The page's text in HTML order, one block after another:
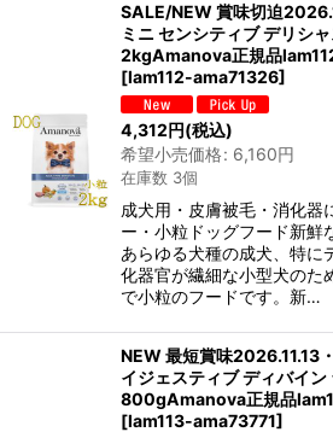
SALE/NEW 賞味切迫
ミニ センシティブ デリシ
2kgAmanova正規品
[lam112-ama71326]
4,312円(税込)
希望小売価格: 6,160円
在庫数 3個
成犬用・皮膚被毛・消化器
ー・小粒ドッグフード新鮮
あらゆる犬種の成犬、特に
化器官が繊細な小型犬のた
で小粒のフードです。新…
NEW 最短賞味2026.11.13
イジェスティブ ディバイ
800gAmanova正規品
[lam113-ama73771]